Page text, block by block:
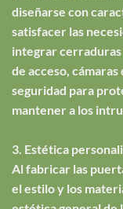
diseñarse con
satisfacer las
integrar cerraduras
de acceso,
seguridad para
mantener a los
3. Estética
Al fabricar las
el estilo y los